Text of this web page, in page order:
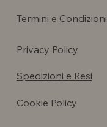
Termini e Condizioni
Privacy Policy
Spedizioni e Resi
Cookie Policy